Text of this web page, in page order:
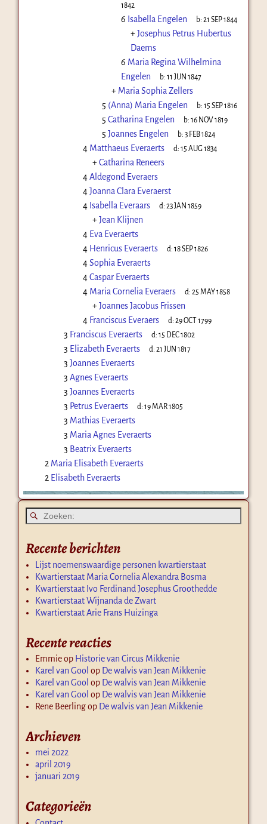
1842
6 Isabella Engelen b:21 SEP 1844
+Josephus Petrus Hubertus
Daems
6 Maria Regina Wilhelmina
Engelen
b:11 JUN 1847
+ Maria Sophia Zellers
5 (Anna) Maria Engelen b:15 SEP 1816
5 Catharina Engelen b:16 NOV 1819
5 Joannes Engelen b:3 FEB 1824
4 Matthaeus Everaerts d:15 AUG 1834
+Catharina Reneers
4Aldegond Everaers
4Joanna Clara Everaerst
4 Isabella Everaars d:23 JAN 1859
+Jean Klijnen
4 Eva Everaerts
4 Henricus Everaerts d:18 SEP 1826
4Sophia Everaerts
4Caspar Everaerts
4 Maria Cornelia Everaers d:25 MAY 1858
+Joannes Jacobus Frissen
4 Franciscus Everaers d:29 OCT 1799
3 Franciscus Everaerts d:15 DEC 1802
3 Elizabeth Everaerts d:21 JUN 1817
3 Joannes Everaerts
3 Agnes Everaerts
3 Joannes Everaerts
3 Petrus Everaerts d:19 MAR 1805
3 Mathias Everaerts
3 Maria Agnes Everaerts
3 Beatrix Everaerts
2 Maria Elisabeth Everaerts
2 Elisabeth Everaerts
Recente berichten
Lijst noemenswaardige personen kwartierstaat
Kwartierstaat Maria Cornelia Alexandra Bosma
Kwartierstaat Ivo Ferdinand Josephus Groothedde
Kwartierstaat Wijnanda de Zwart
Kwartierstaat Arie Frans Huizinga
Recente reacties
Emmieop Historie van Circus Mikkenie
Karel van Gool op De walvis van Jean Mikkenie
Karel van Gool op De walvis van Jean Mikkenie
Karel van Gool op De walvis van Jean Mikkenie
Rene Beerlingop De walvis van Jean Mikkenie
Archieven
mei 2022
april 2019
januari 2019
Categorieën